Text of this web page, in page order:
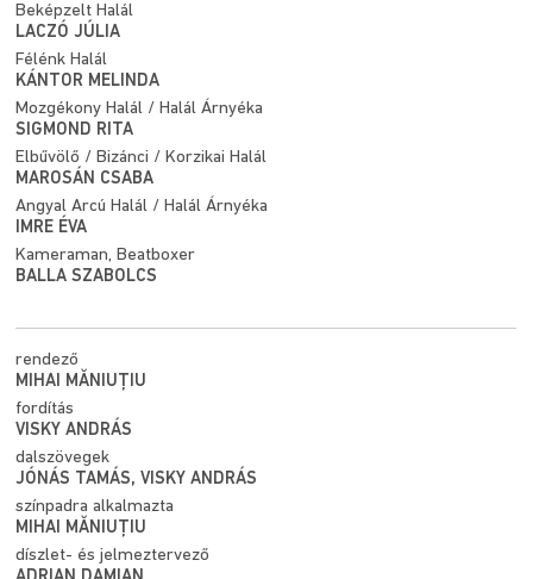
Beképzelt Halál
LACZÓ JÚLIA
Félénk Halál
KÁNTOR MELINDA
Mozgékony Halál / Halál Árnyéka
SIGMOND RITA
Elbűvölő / Bizánci / Korzikai Halál
MAROSÁN CSABA
Angyal Arcú Halál / Halál Árnyéka
IMRE ÉVA
Kameraman, Beatboxer
BALLA SZABOLCS
rendező
MIHAI MĂNIUȚIU
fordítás
VISKY ANDRÁS
dalszövegek
JÓNÁS TAMÁS, VISKY ANDRÁS
színpadra alkalmazta
MIHAI MĂNIUȚIU
díszlet- és jelmeztervező